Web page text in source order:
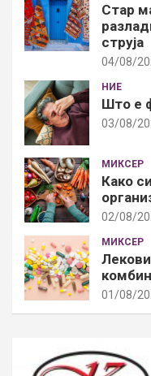
Стар
струја
04/08/
НИЕ
Што е
03/08/
МИКСЕР
Како
02/08/
МИКСЕР
01/08/